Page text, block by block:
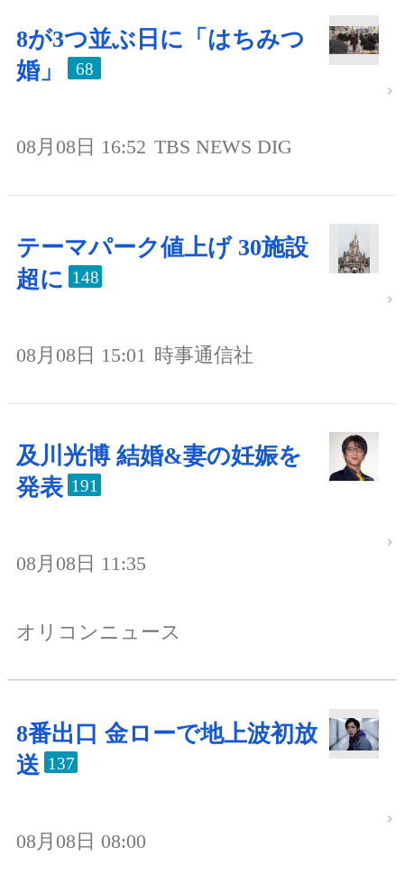
8が3つ並ぶ日に「はちみつ
婚」
68
08月08日 16:52 TBS NEWS DIG
テーマパーク値上げ 30施設
超に 148
08月08日 15:01 時事通信社
及川光博 結婚&妻の妊娠を
発表 191
08月08日 11:35
オリコンニュース
8番出口 金ローで地上波初放
送 137
08月08日 08:00